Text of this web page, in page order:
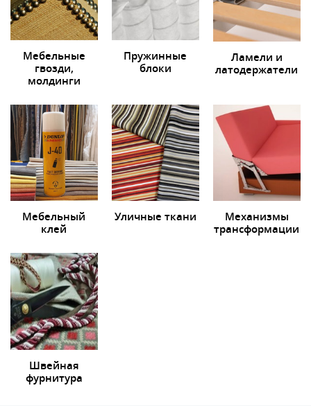
Мебельные
гвозди,
молдинги
Пружинные
блоки
Ламели и
латодержатели
Мебельный
клей
Уличные ткани
Механизмы
трансформации
Швейная
фурнитура